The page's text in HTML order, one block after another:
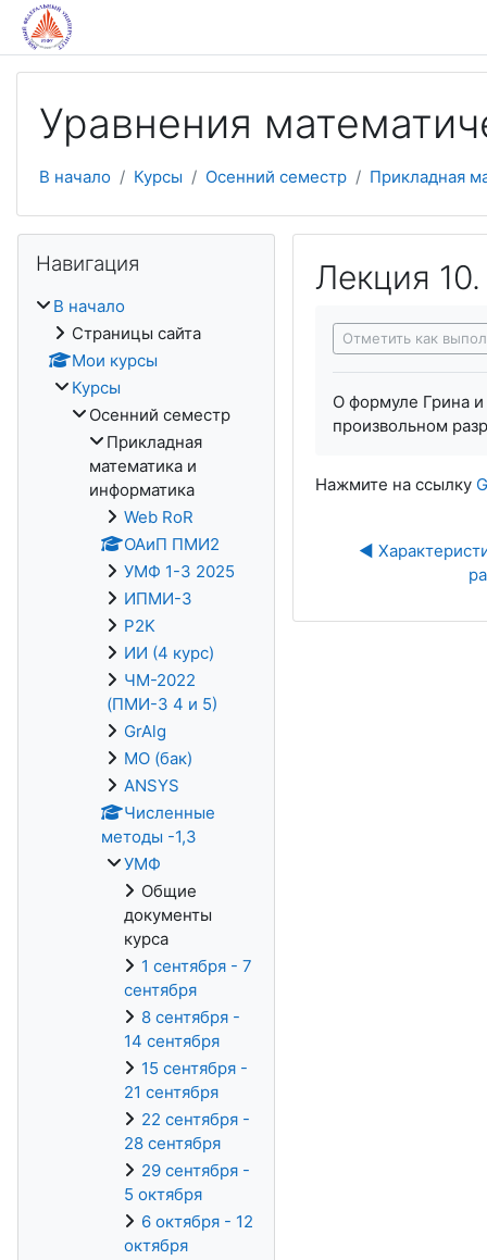
Перейти к основному содержанию
Уравнения
В начало Курсы Осенний семестр Прикладная
Лекция 10.
Отметить как
О формуле Грина
произвольном
Нажмите на ссылку
◀︎
Навигация
В начало
Страницы сайта
Мои курсы
Курсы
Осенний семестр
Прикладная
математика и
информатика
Web RoR
ОАиП ПМИ2
УМФ 1-3 2025
ИПМИ-3
P2K
ИИ (4 курс)
ЧМ-2022
(ПМИ-3 4 и 5)
GrAlg
МО (бак)
ANSYS
Численные
методы -1,3
УМФ
Общие
документы
курса
1 сентября - 7
сентября
8 сентября -
14 сентября
15 сентября -
21 сентября
22 сентября -
28 сентября
29 сентября -
5 октября
6 октября - 12
октября